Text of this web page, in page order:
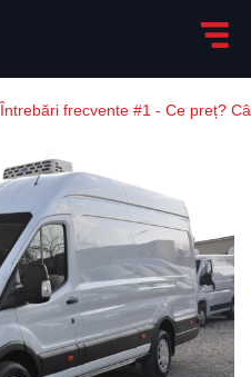
Întrebări frecvente #1 - Ce preț?